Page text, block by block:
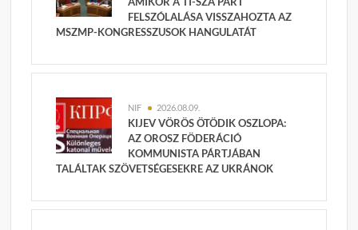
FELSZÓLALÁSA VISSZAHOZTA AZ
MSZMP-KONGRESSZUSOK HANGULATÁT
NIF 2026.08.09.
KIJEV VÖRÖS ÖTÖDIK OSZLOPA:
AZ OROSZ FÖDERÁCIÓ
KOMMUNISTA PÁRTJÁBAN
TALÁLTAK SZÖVETSÉGESEKRE AZ UKRÁNOK